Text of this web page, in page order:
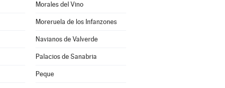
Morales del Vino
Moreruela de los Infanzones
Navianos de Valverde
Palacios de Sanabria
Peque